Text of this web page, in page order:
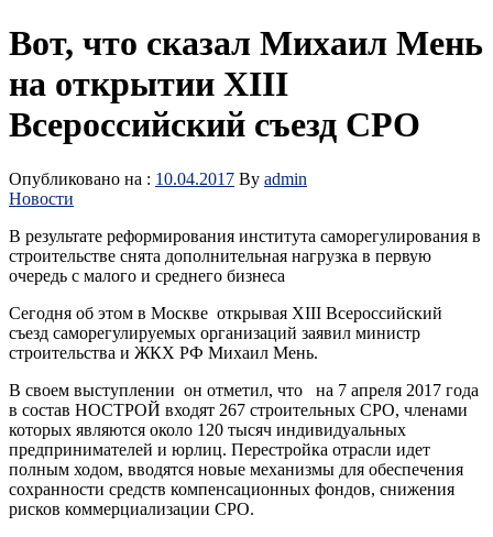
Вот, что сказал Михаил Мень
на открытии XIII
Всероссийский съезд СРО
Опубликовано на : 10.04.2017 By admin
Новости
В результате реформирования института саморегулирования в
строительстве снята дополнительная нагрузка в первую
очередь с малого и среднего бизнеса
Сегодня об этом в Москве открывая XIII Всероссийский
съезд саморегулируемых организаций заявил министр
строительства и ЖКХ РФ Михаил Мень.
В своем выступлении он отметил, что на 7 апреля 2017 года
в состав НОСТРОЙ входят 267 строительных СРО, членами
которых являются около 120 тысяч индивидуальных
предпринимателей и юрлиц. Перестройка отрасли идет
полным ходом, вводятся новые механизмы для обеспечения
сохранности средств компенсационных фондов, снижения
рисков коммерциализации СРО.